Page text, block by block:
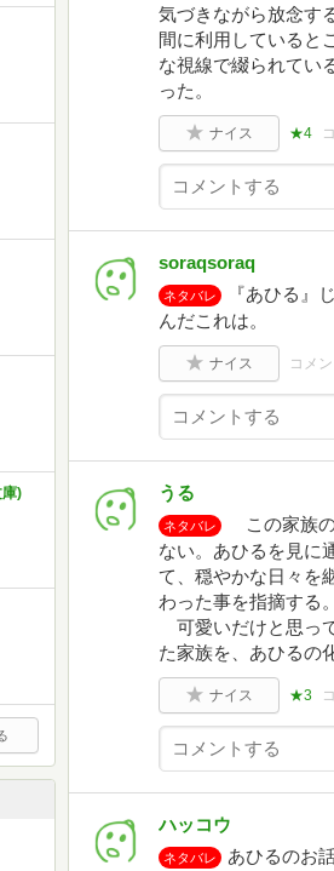
)
気づきながら放念す
間に利用していると
な視線で綴られてい
った。
ナイス ★4
soraqsoraq
ネタバレ
『あひる』
んだこれは。
ナイス コメ
うる
ネタバレ
この家族
ない。あひるを見に
て、穏やかな日々
わった事を指摘する
可愛いだけと思っ
た家族を、あひる
ナイス ★3
ハッコウ
ネタバレ
あひるのお